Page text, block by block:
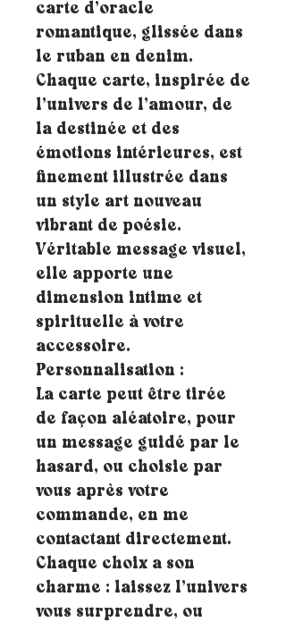
carte d’oracle
romantique, glissée dans
le ruban en denim.
Chaque carte, inspirée de
l’univers de l’amour, de
la destinée et des
émotions intérieures, est
finement illustrée dans
un style art nouveau
vibrant de poésie.
Véritable message visuel,
elle apporte une
dimension intime et
spirituelle à votre
accessoire.
Personnalisation :
La carte peut être tirée
de façon aléatoire, pour
un message guidé par le
hasard, ou choisie par
vous après votre
commande, en me
contactant directement.
Chaque choix a son
charme : laissez l’univers
vous surprendre, ou